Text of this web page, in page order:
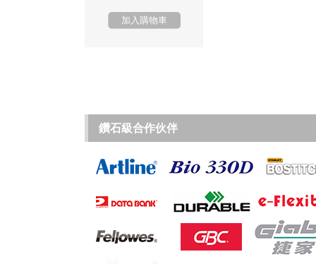
加入購物車
鑽石級合作伙伴